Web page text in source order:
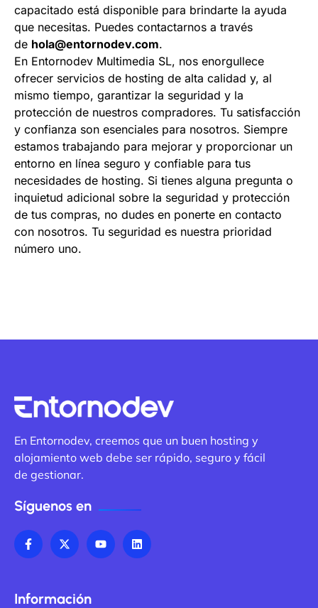
capacitado está disponible para brindarte la ayuda
que necesitas. Puedes contactarnos a través
de hola@entornodev.com.
En Entornodev Multimedia SL, nos enorgullece
ofrecer servicios de hosting de alta calidad y, al
mismo tiempo, garantizar la seguridad y la
protección de nuestros compradores. Tu satisfacción
y confianza son esenciales para nosotros. Siempre
estamos trabajando para mejorar y proporcionar un
entorno en línea seguro y confiable para tus
necesidades de hosting. Si tienes alguna pregunta o
inquietud adicional sobre la seguridad y protección
de tus compras, no dudes en ponerte en contacto
con nosotros. Tu seguridad es nuestra prioridad
número uno.
En Entornodev, creemos que un buen hosting y
alojamiento web debe ser rápido, seguro y fácil
de gestionar.
Síguenos en
Información